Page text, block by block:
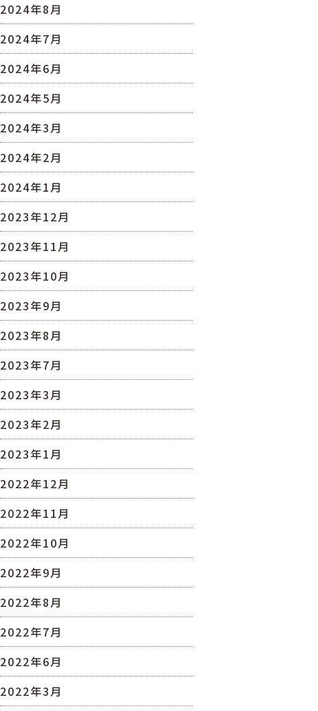
2024年8月
2024年7月
2024年6月
2024年5月
2024年3月
2024年2月
2024年1月
2023年12月
2023年11月
2023年10月
2023年9月
2023年8月
2023年7月
2023年3月
2023年2月
2023年1月
2022年12月
2022年11月
2022年10月
2022年9月
2022年8月
2022年7月
2022年6月
2022年3月